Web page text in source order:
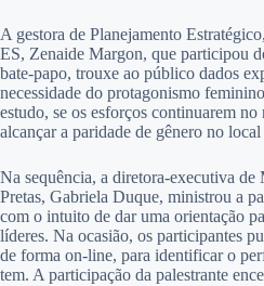
A gestora de Planejamento
ES, Zenaide Margon, que participou
bate-papo, trouxe ao público dados
necessidade do protagonismo
estudo, se os esforços continuarem
alcançar a paridade de gênero no
Na sequência, a diretora-executiva
Pretas, Gabriela Duque, ministrou a
com o intuito de dar uma orientação
líderes. Na ocasião, os participantes
de forma on-line, para identificar o
tem. A participação da palestrante